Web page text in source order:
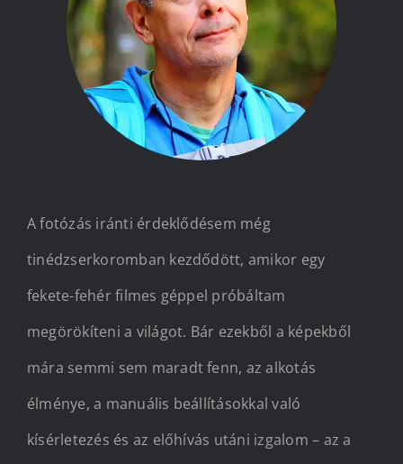
Kapcsolat
A fotózás iránti érdeklődésem még
tinédzserkoromban kezdődött, amikor egy
fekete-fehér filmes géppel próbáltam
megörökíteni a világot. Bár ezekből a képekből
mára semmi sem maradt fenn, az alkotás
élménye, a manuális beállításokkal való
kísérletezés és az előhívás utáni izgalom – az a